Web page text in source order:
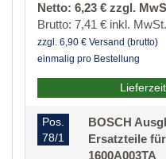
Netto: 6,23 € zzgl.
Brutto: 7,41 € inkl. MwSt.
zzgl. 6,90 € Versand (brutto)
einmalig pro Bestellung
Pos.
78/1
BOSCH
Ersatzteile
1600A003TA